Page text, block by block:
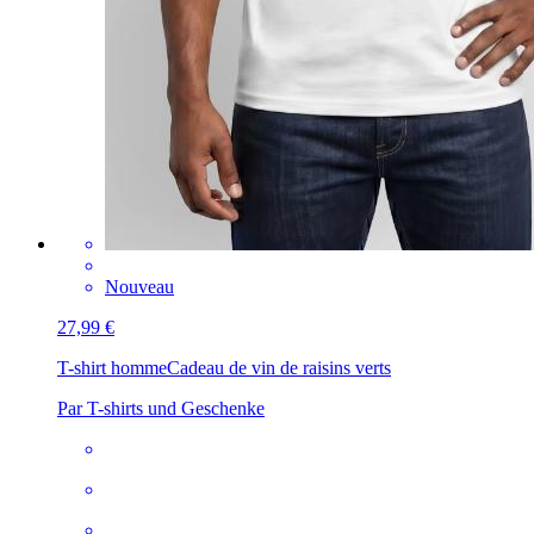
Nouveau
27,99 €
T-shirt hommeCadeau de vin de raisins verts
Par T-shirts und Geschenke